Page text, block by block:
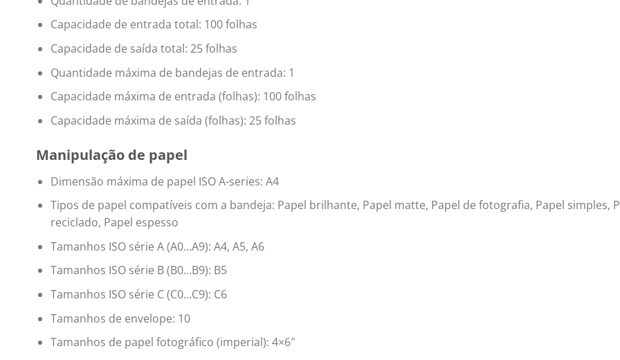
Capacidade de entrada total: 100 folhas
Capacidade de saída total: 25 folhas
Quantidade máxima de bandejas de entrada: 1
Capacidade máxima de entrada (folhas): 100 folhas
Capacidade máxima de saída (folhas): 25 folhas
Manipulação de papel
Dimensão máxima de papel ISO A-series: A4
Tipos de papel compatíveis com a bandeja: Papel brilhante, Papel matte, Papel de fotografia, Papel simples,
reciclado, Papel espesso
Tamanhos ISO série A (A0…A9): A4, A5, A6
Tamanhos ISO série B (B0…B9): B5
Tamanhos ISO série C (C0…C9): C6
Tamanhos de envelope: 10
Tamanhos de papel fotográfico (imperial): 4×6″